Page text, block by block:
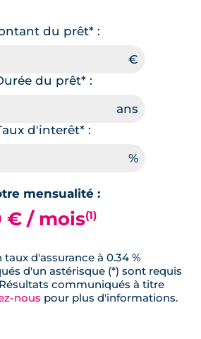
du prêt* :
du prêt* :
d'interêt* :
mensualité :
€ / mois(1)
taux d'assurance à 0.34 %
d'un astérisque (*) sont requis
communiqués à titre
nous pour plus d'informations.